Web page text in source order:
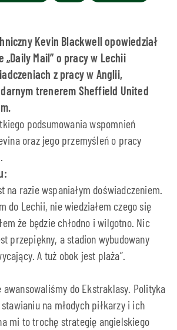
Kevin Blackwell opowiedział
Mail” o pracy w Lechii
z pracy w Anglii,
trenerem Sheffield United
podsumowania wspomnień
oraz jego przemyśleń o pracy
na razie wspaniałym doświadczeniem.
do Lechii, nie wiedziałem czego się
że będzie chłodno i wilgotno. Nic
przepiękny, a stadion wybudowany
A tuż obok jest plaża”.
awansowaliśmy do Ekstraklasy. Polityka
na młodych piłkarzy i ich
mi to trochę strategię angielskiego